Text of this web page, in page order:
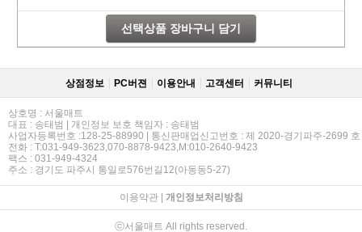
선택상품 장바구니 담기
상점정보 PC버젼 이용안내 고객센터 커뮤니티
상호명 : 서울매트
대표 : 송태범 | 개인정보 보호 책임자 : 송태범
사업자등록번호 :128-25-88990 | 통신판매업신고번호 : 제 2020-경기파주-2699 호
전화 : T:031-949-3623,070-8878-9423,M:010-2640-9423
팩스 : 031-949-4324
주소 : 경기도 파주시 통일로576번길12(아동동5-27)
이용약관| 개인정보처리방침
ⓒ서울매트 All rights reserved.